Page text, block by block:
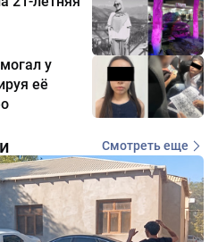
у
её
Смотреть еще